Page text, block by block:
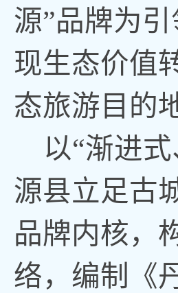
源”品牌为
现生态价值
态旅游目的
以“渐进
源县立足古
品牌内核，
络，编制《